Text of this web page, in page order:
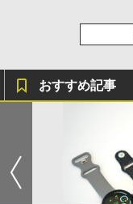
おすすめ記事